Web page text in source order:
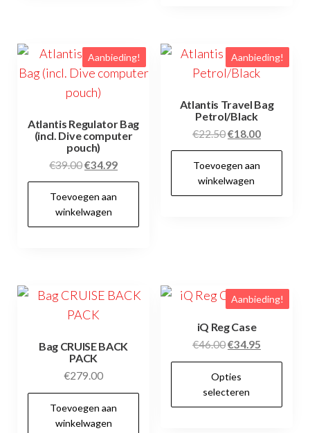
Aanbieding!
Atlantis Regulator Bag
(incl. Dive computer
pouch)
€39.00Oorspronkelijke
prijs
was:
€39.00.
€34.99Huidige
prijs
Toevoegen aan
winkelwagen
Aanbieding!
Atlantis Travel Bag
Petrol/Black
€22.50Oorspronkelijke
prijs
was:
€22.50.
€18.00Huidige
prijs
Toevoegen aan
winkelwagen
Bag CRUISE BACK
PACK
€279.00
Toevoegen aan
winkelwagen
Aanbieding!
iQ Reg Case
€46.00Oorspronkelijke
prijs
was:
€46.00.
€34.95Huidige
prijs
Opties
selecteren